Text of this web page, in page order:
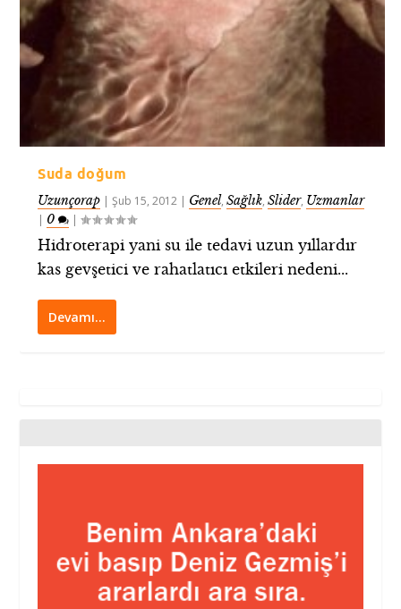
Suda doğum
Uzunçorap |Şub 15, 2012 | Genel,Sağlık,Slider, Uzmanlar
| 0 |
Hidroterapi yani su ile tedavi uzun yıllardır
kas gevşetici ve rahatlatıcı etkileri nedeni...
Devamı…